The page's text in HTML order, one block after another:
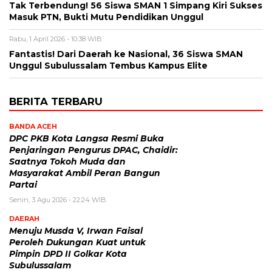
Tak Terbendung! 56 Siswa SMAN 1 Simpang Kiri Sukses
Masuk PTN, Bukti Mutu Pendidikan Unggul
Rabu, 1 April 2026 - 10:38 WIB
Fantastis! Dari Daerah ke Nasional, 36 Siswa SMAN
Unggul Subulussalam Tembus Kampus Elite
BERITA TERBARU
BANDA ACEH
DPC PKB Kota Langsa Resmi Buka
Penjaringan Pengurus DPAC, Chaidir:
Saatnya Tokoh Muda dan
Masyarakat Ambil Peran Bangun
Partai
Senin, 3 Agu 2026 - 22:24 WIB
DAERAH
Menuju Musda V, Irwan Faisal
Peroleh Dukungan Kuat untuk
Pimpin DPD II Golkar Kota
Subulussalam